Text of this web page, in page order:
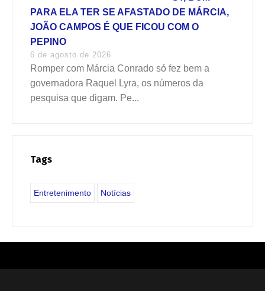
PARA ELA TER SE AFASTADO DE MÁRCIA,
JOÃO CAMPOS É QUE FICOU COM O
PEPINO
6 de agosto de 2026
Romper com Márcia Conrado só fez bem a
governadora Raquel Lyra, os números da
pesquisa que digam. Pe...
Tags
Entretenimento Notícias